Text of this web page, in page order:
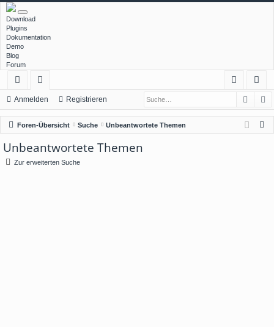
Download
Plugins
Dokumentation
Demo
Blog
Forum
ch
ne
llz
ug
or
en
m
el
ist
rie
Anmelden Registrieren
Foren-Übersicht Suche Unbeantwortete Themen
Unbeantwortete Themen
Zur erweiterten Suche